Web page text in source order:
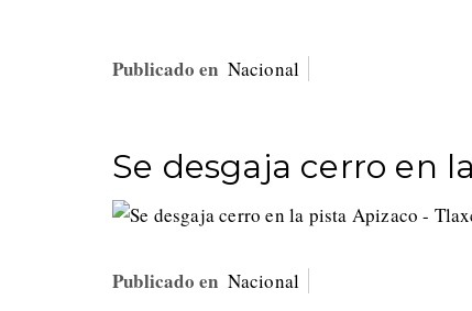
Publicado en Nacional
Se desgaja cerro en
Publicado en Nacional